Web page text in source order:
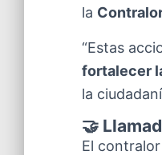
la
“Estas
fortalecer
la
🤝
El